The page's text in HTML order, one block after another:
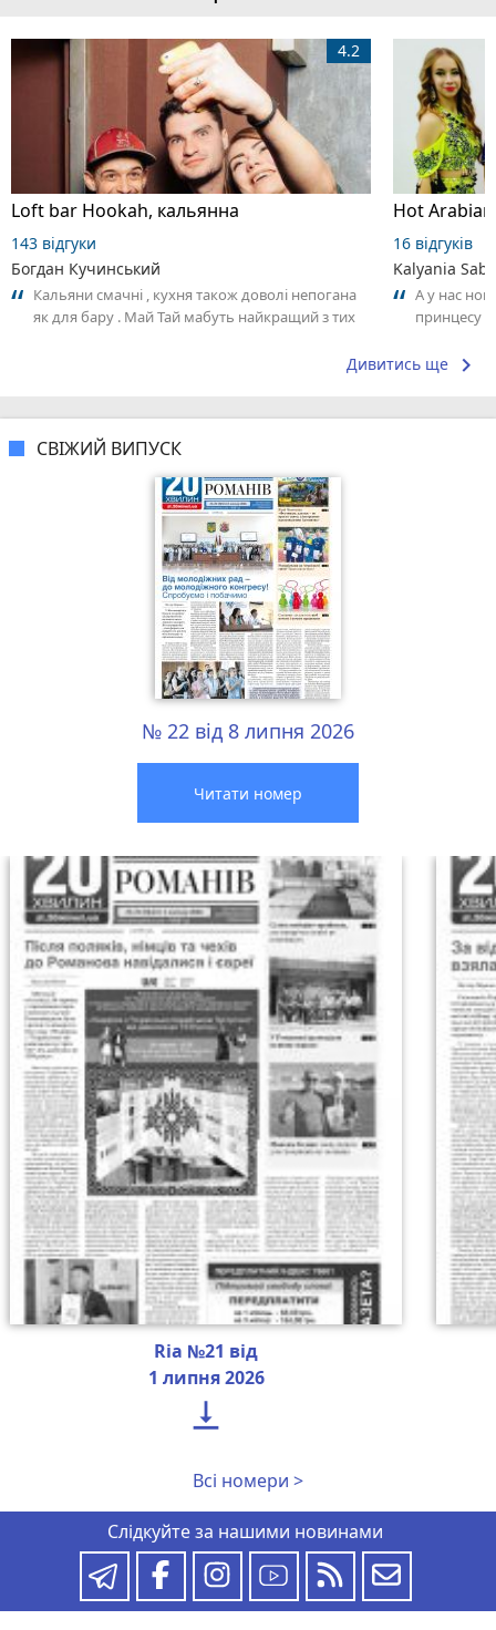
Loft bar Hookah, кальянна
4.2
143 відгуки
Богдан Кучинський
Кальяни смачні , кухня також доволі непогана
як для бару . Май Тай мабуть найкращий з тих
16 відгуків
Kalyania
А у нас
принцесу
Дивитись ще keyboard_arrow_right
СВІЖИЙ ВИПУСК
№ 22 від 8 липня 2026
Читати номер
Ria №21 від
1 липня 2026

Всі номери >
Слідкуйте за нашими новинами